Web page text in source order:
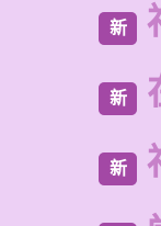
新
新
新